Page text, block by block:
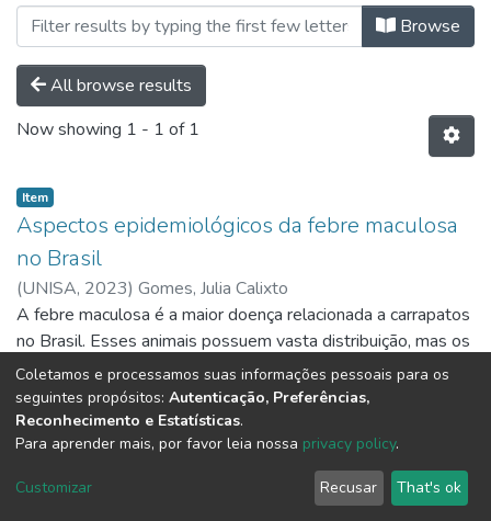
Browsing Ciências Biológicas by
Browse
All browse results
Now showing 1 - 1 of 1
Item
Aspectos epidemiológicos da febre maculosa
no Brasil
(UNISA, 2023) Gomes, Julia Calixto
A febre maculosa é a maior doença relacionada a carrapatos
no Brasil. Esses animais possuem vasta distribuição, mas os
casos desta doença estão restritos a algumas regiões.
Desde o primeiro relato, observou-se elevada ocorrência e
letalidade. Quando a doença reemergiu em 1980, se tornou
um problema /para saúde humana e animal. No Brasil, a
febre maculosa está relacionada ao gênero Amblyomma,
vetores desta doença cujo agente etiológico é a bactéria do
Show more
DSpace software copyright © 2002-2026 LYRASIS
Send Feedback
Coletamos e processamos suas informações pessoais para os
seguintes propósitos: Autenticação, Preferências,
Reconhecimento e Estatísticas.
Para aprender mais, por favor leia nossa privacy policy.
Customizar Recusar That's ok